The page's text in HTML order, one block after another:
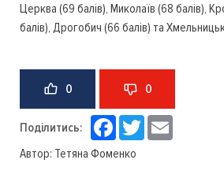
Церква (69 балів), Миколаїв (68 балів),
балів), Дрогобич (66 балів) та
0 0
Поділитись: Facebook
Twitter
Автор: Тетяна Фоменко